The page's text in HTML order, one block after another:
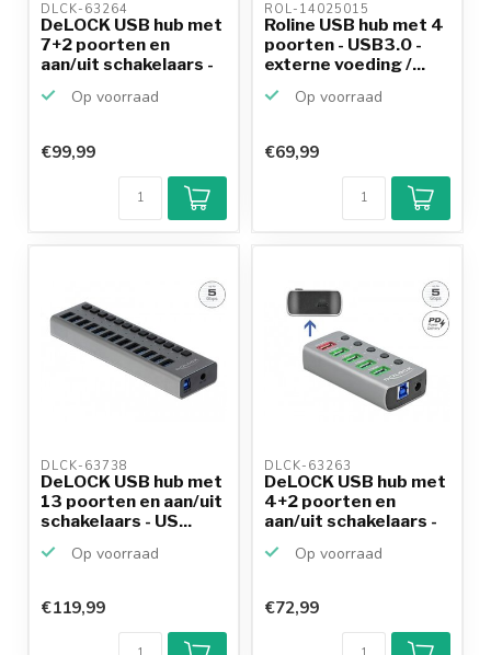
DLCK-63264
DeLOCK USB hub met
7+2 poorten en
aan/uit schakelaars -
Op voorraad
€99,99
ROL-14025015
Roline USB hub met 4
poorten - USB3.0 -
externe voeding /...
Op voorraad
€69,99
DLCK-63738
DeLOCK USB hub met
13 poorten en aan/uit
schakelaars - US...
Op voorraad
€119,99
DLCK-63263
DeLOCK USB hub met
4+2 poorten en
aan/uit schakelaars -
Op voorraad
€72,99